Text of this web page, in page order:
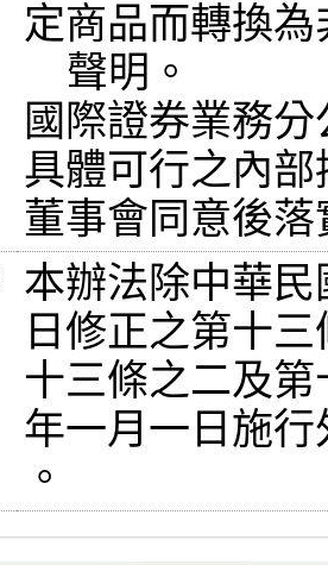
定商品而轉換
國際證券業務
具體可行之內
董事會同意後
本辦法除中華
日修正之第十
十三條之二及
年一月一日施
。